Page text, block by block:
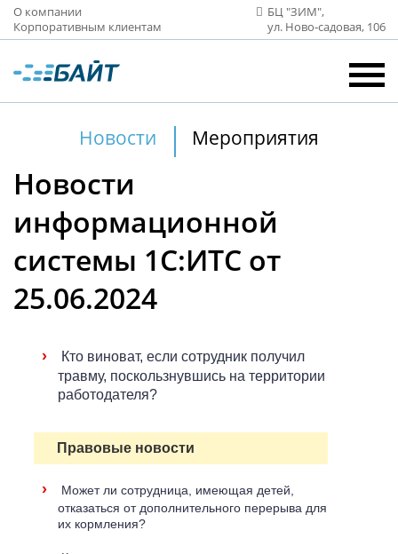
О компании
Корпоративным клиентам
БЦ "ЗИМ",
ул. Ново‑садовая, 106
Новости Мероприятия
Новости
информационной
системы 1С:ИТС от
25.06.2024
›
Кто виноват, если сотрудник получил
травму, поскользнувшись на территории
работодателя?
Правовые новости
›
Может ли сотрудница, имеющая детей,
отказаться от дополнительного перерыва для
их кормления?